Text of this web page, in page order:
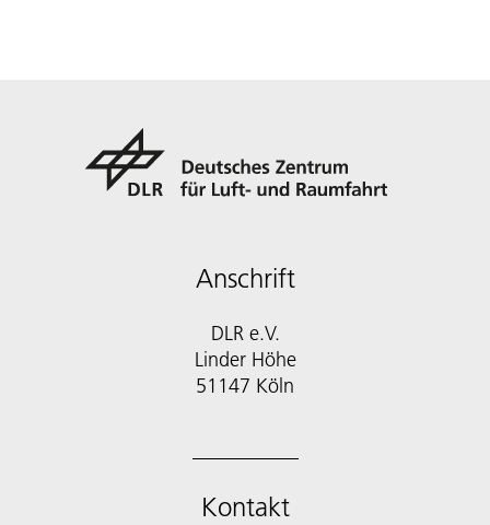
Anschrift
DLR e.V.
Linder Höhe
51147 Köln
Kontakt